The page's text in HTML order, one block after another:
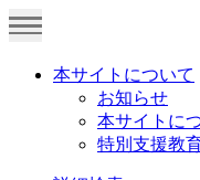
本サイトについて
お知らせ
本サイトに
特別支援教